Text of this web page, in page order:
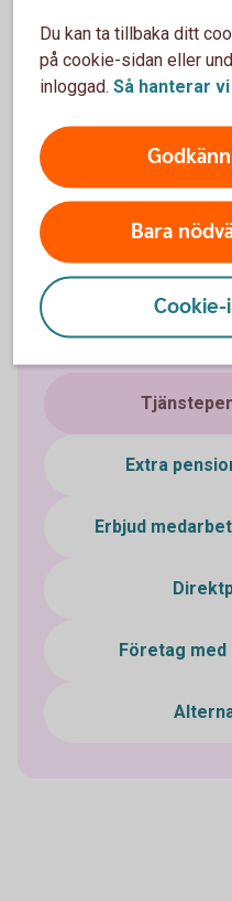
Hjälp med
Placera din pension
Möjliga investeringar i
Fler
Extra
Erbjud
Företag
Du kan ta tillbaka ditt
på cookie-sidan eller
inloggad. Så hanterar vi
Bara